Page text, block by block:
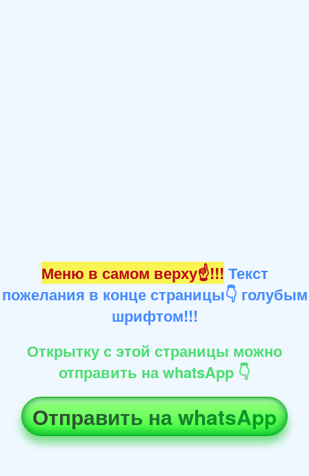
Меню в самом верху☝!!! Текст
пожелания в конце страницы👇 голубым
шрифтом!!!
Открытку с этой страницы можно
отправить на whatsApp 👇
Отправить на whatsApp